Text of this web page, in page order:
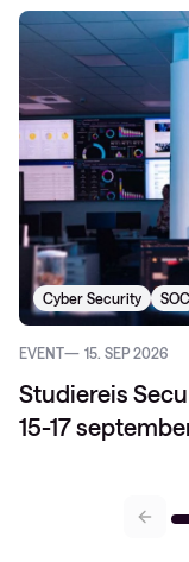
Cyber Security SOC
EVENT 15. SEP 2026
Studiereis
15-17